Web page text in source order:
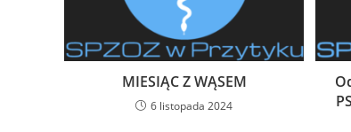
MIESIĄC Z WĄSEM
6 listopada 2024